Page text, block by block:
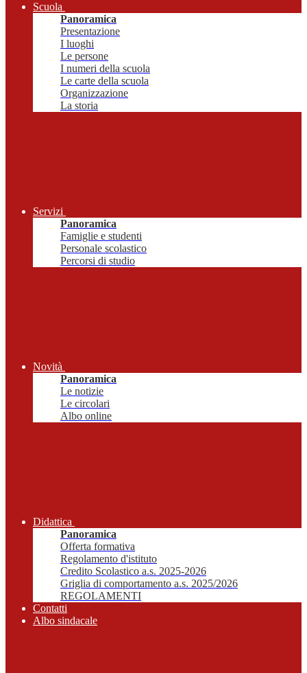
Scuola
Panoramica
Presentazione
I luoghi
Le persone
I numeri della scuola
Le carte della scuola
Organizzazione
La storia
Servizi
Panoramica
Famiglie e studenti
Personale scolastico
Percorsi di studio
Novità
Panoramica
Le notizie
Le circolari
Albo online
Didattica
Panoramica
Offerta formativa
Regolamento d'istituto
Credito Scolastico a.s. 2025-2026
Griglia di comportamento a.s. 2025/2026
REGOLAMENTI
Contatti
Albo sindacale